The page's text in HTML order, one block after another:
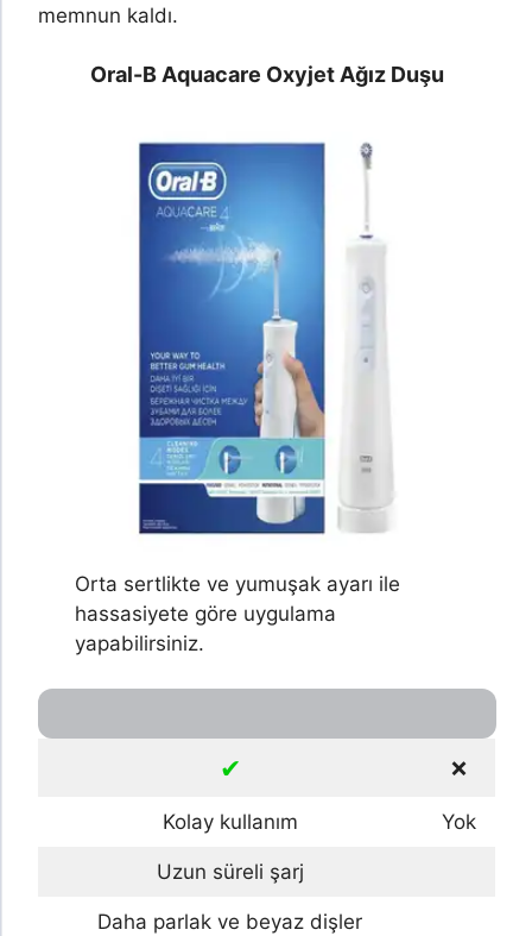
memnun kaldı.
Oral-B Aquacare Oxyjet Ağız Duşu
Orta sertlikte ve yumuşak ayarı ile
hassasiyete göre uygulama
yapabilirsiniz.
✔ ❌
Kolay kullanım Yok
Uzun süreli şarj
Daha parlak ve beyaz dişler